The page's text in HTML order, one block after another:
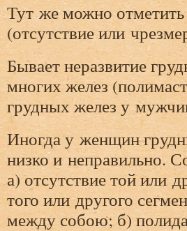
Тут же можно
(отсутствие или
Бывает неразвитие
многих желез
грудных желез у
Иногда у женщин
низко и неправильно.
а) отсутствие той или
того или другого
между собою; б)